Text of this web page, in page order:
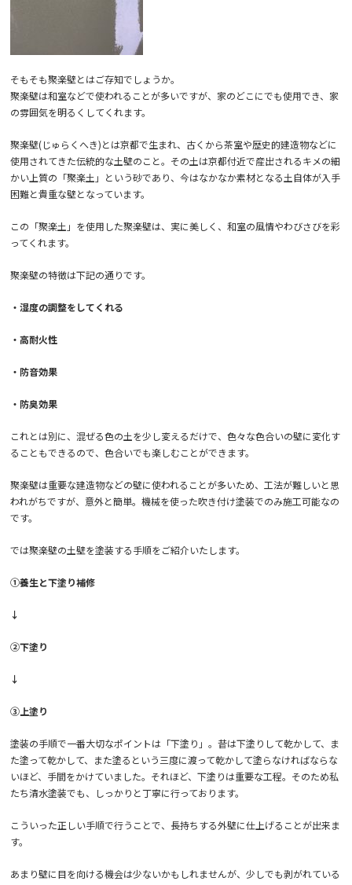
そもそも聚楽壁とはご存知でしょうか。
聚楽壁は和室などで使われることが多いですが、家のどこにでも使用でき、家
の雰囲気を明るくしてくれます。
聚楽壁(じゅらくへき)とは京都で生まれ、古くから茶室や歴史的建造物などに
使用されてきた伝統的な土壁のこと。その土は京都付近で産出されるキメの細
かい上質の「聚楽土」という砂であり、今はなかなか素材となる土自体が入手
困難と貴重な壁となっています。
この「聚楽土」を使用した聚楽壁は、実に美しく、和室の風情やわびさびを彩
ってくれます。
聚楽壁の特徴は下記の通りです。
・湿度の調整をしてくれる
・高耐火性
・防音効果
・防臭効果
これとは別に、混ぜる色の土を少し変えるだけで、色々な色合いの壁に変化す
ることもできるので、色合いでも楽しむことができます。
聚楽壁は重要な建造物などの壁に使われることが多いため、工法が難しいと思
われがちですが、意外と簡単。機械を使った吹き付け塗装でのみ施工可能なの
です。
では聚楽壁の土壁を塗装する手順をご紹介いたします。
①養生と下塗り補修
↓
②下塗り
↓
③上塗り
塗装の手順で一番大切なポイントは「下塗り」。昔は下塗りして乾かして、ま
た塗って乾かして、また塗るという三度に渡って乾かして塗らなければならな
いほど、手間をかけていました。それほど、下塗りは重要な工程。そのため私
たち清水塗装でも、しっかりと丁寧に行っております。
こういった正しい手順で行うことで、長持ちする外壁に仕上げることが出来ま
す。
あまり壁に目を向ける機会は少ないかもしれませんが、少しでも剥がれている